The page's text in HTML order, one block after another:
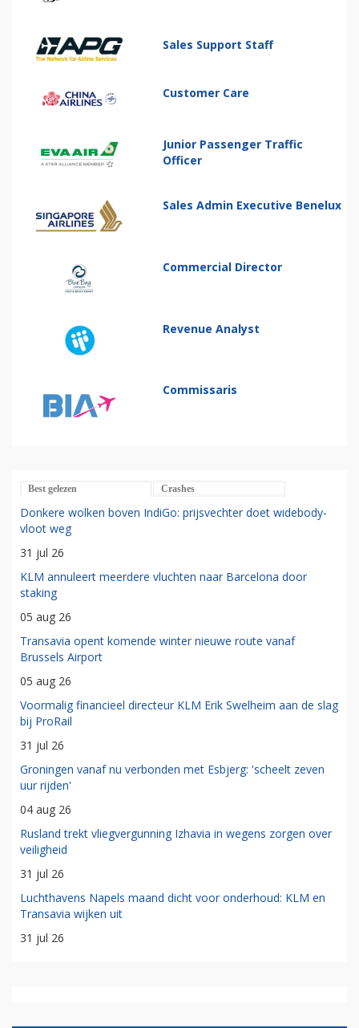
Sales Support Staff
Customer Care
Junior Passenger Traffic
Officer
Sales Admin Executive Benelux
Commercial Director
Revenue Analyst
Commissaris
Best gelezen Crashes
Donkere wolken boven IndiGo: prijsvechter doet widebody-
vloot weg
31 jul 26
KLM annuleert meerdere vluchten naar Barcelona door
staking
05 aug 26
Transavia opent komende winter nieuwe route vanaf
Brussels Airport
05 aug 26
Voormalig financieel directeur KLM Erik Swelheim aan de slag
bij ProRail
31 jul 26
Groningen vanaf nu verbonden met Esbjerg: 'scheelt zeven
uur rijden'
04 aug 26
Rusland trekt vliegvergunning Izhavia in wegens zorgen over
veiligheid
31 jul 26
Luchthavens Napels maand dicht voor onderhoud: KLM en
Transavia wijken uit
31 jul 26